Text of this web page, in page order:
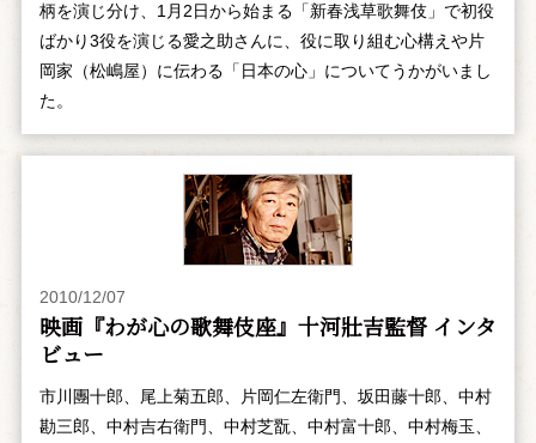
柄を演じ分け、1月2日から始まる「新春浅草歌舞伎」で初役
ばかり3役を演じる愛之助さんに、役に取り組む心構えや片
岡家（松嶋屋）に伝わる「日本の心」についてうかがいまし
た。
2010/12/07
映画『わが心の歌舞伎座』十河壯吉監督 インタ
ビュー
市川團十郎、尾上菊五郎、片岡仁左衛門、坂田藤十郎、中村
勘三郎、中村吉右衛門、中村芝翫、中村富十郎、中村梅玉、